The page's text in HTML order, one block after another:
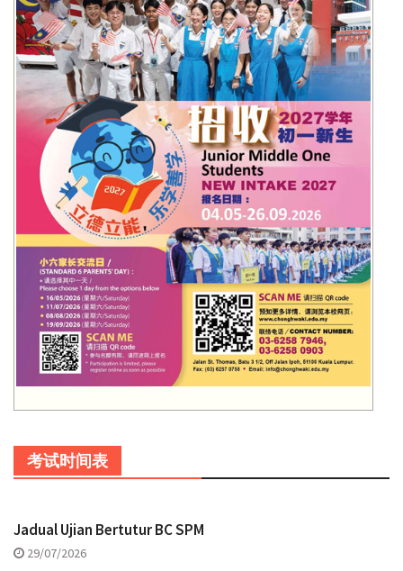
考试时间表
Jadual Ujian Bertutur BC SPM
29/07/2026